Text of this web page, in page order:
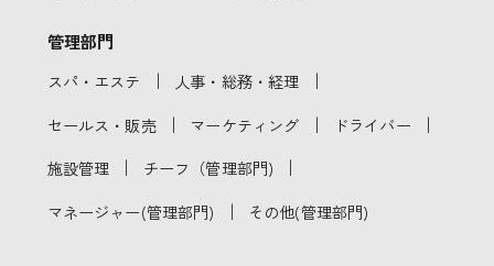
管理部門
スパ・エステ ｜ 人事・総務・経理 ｜
セールス・販売 ｜ マーケティング ｜ ドライバー ｜
施設管理 ｜ チーフ（管理部門) ｜
マネージャー(管理部門) ｜ その他(管理部門)